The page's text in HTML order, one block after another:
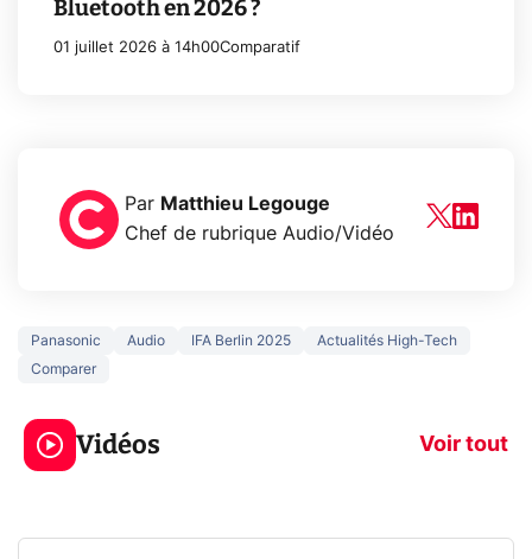
Bluetooth en 2026 ?
01 juillet 2026 à 14h00Comparatif
Par Matthieu Legouge
Chef de rubrique Audio/Vidéo
Panasonic Audio IFA Berlin 2025
Actualités High-Tech
Comparer
Vidéos Voir tout
5 générations de
jeux dans la
prochaine Xbox !
navigation